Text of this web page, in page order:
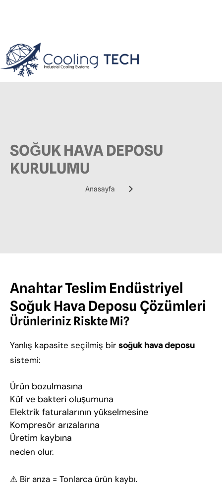
SOĞUK HAVA DEPOSU
KURULUMU
Anasayfa
Anahtar Teslim Endüstriyel
Soğuk Hava Deposu Çözümleri
Ürünleriniz Riskte Mi?
Yanlış kapasite seçilmiş bir soğuk hava deposu
sistemi:
Ürün bozulmasına
Küf ve bakteri oluşumuna
Elektrik faturalarının yükselmesine
Kompresör arızalarına
Üretim kaybına
neden olur.
⚠ Bir arıza = Tonlarca ürün kaybı.